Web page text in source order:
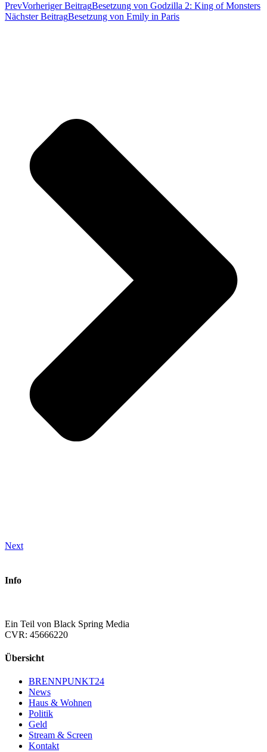
PrevVorheriger BeitragBesetzung von Godzilla 2: King of Monsters
Nächster BeitragBesetzung von Emily in Paris
Next
Info
Ein Teil von Black Spring Media
CVR: 45666220
Übersicht
BRENNPUNKT24
News
Haus & Wohnen
Politik
Geld
Stream & Screen
Kontakt